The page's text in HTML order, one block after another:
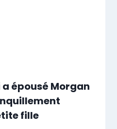
épousé Morgan
fille